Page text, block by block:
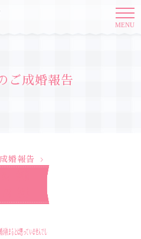
MENU
ご成婚報告
婚報告 >
が決まるとは思っていませんでし